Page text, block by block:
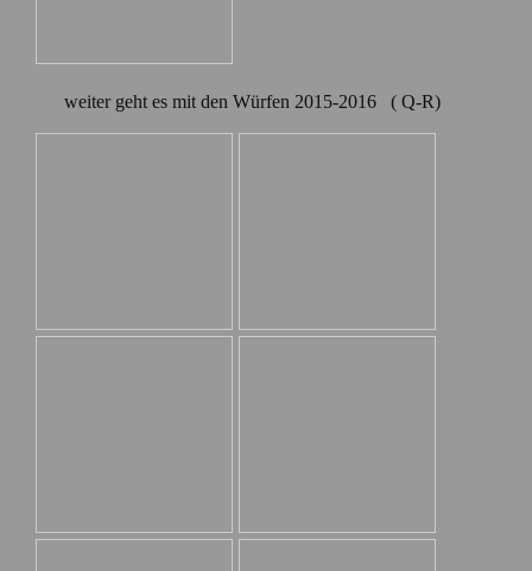
weiter geht es mit den Würfen 2015-2016 ( Q-R)